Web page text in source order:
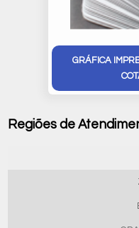
GRÁFICA
Regiões de